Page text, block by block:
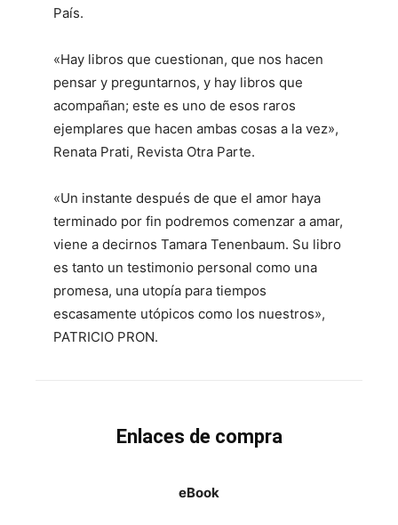
País.
«Hay libros que cuestionan, que nos hacen
pensar y preguntarnos, y hay libros que
acompañan; este es uno de esos raros
ejemplares que hacen ambas cosas a la vez»,
Renata Prati, Revista Otra Parte.
«Un instante después de que el amor haya
terminado por fin podremos comenzar a amar,
viene a decirnos Tamara Tenenbaum. Su libro
es tanto un testimonio personal como una
promesa, una utopía para tiempos
escasamente utópicos como los nuestros»,
PATRICIO PRON.
Enlaces de compra
eBook